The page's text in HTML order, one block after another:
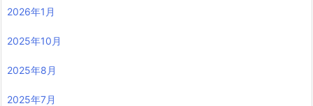
2026年1月
2025年10月
2025年8月
2025年7月